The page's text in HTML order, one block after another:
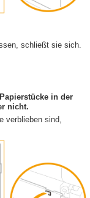
schließt sie sich.
in der
nicht.
verblieben sind,